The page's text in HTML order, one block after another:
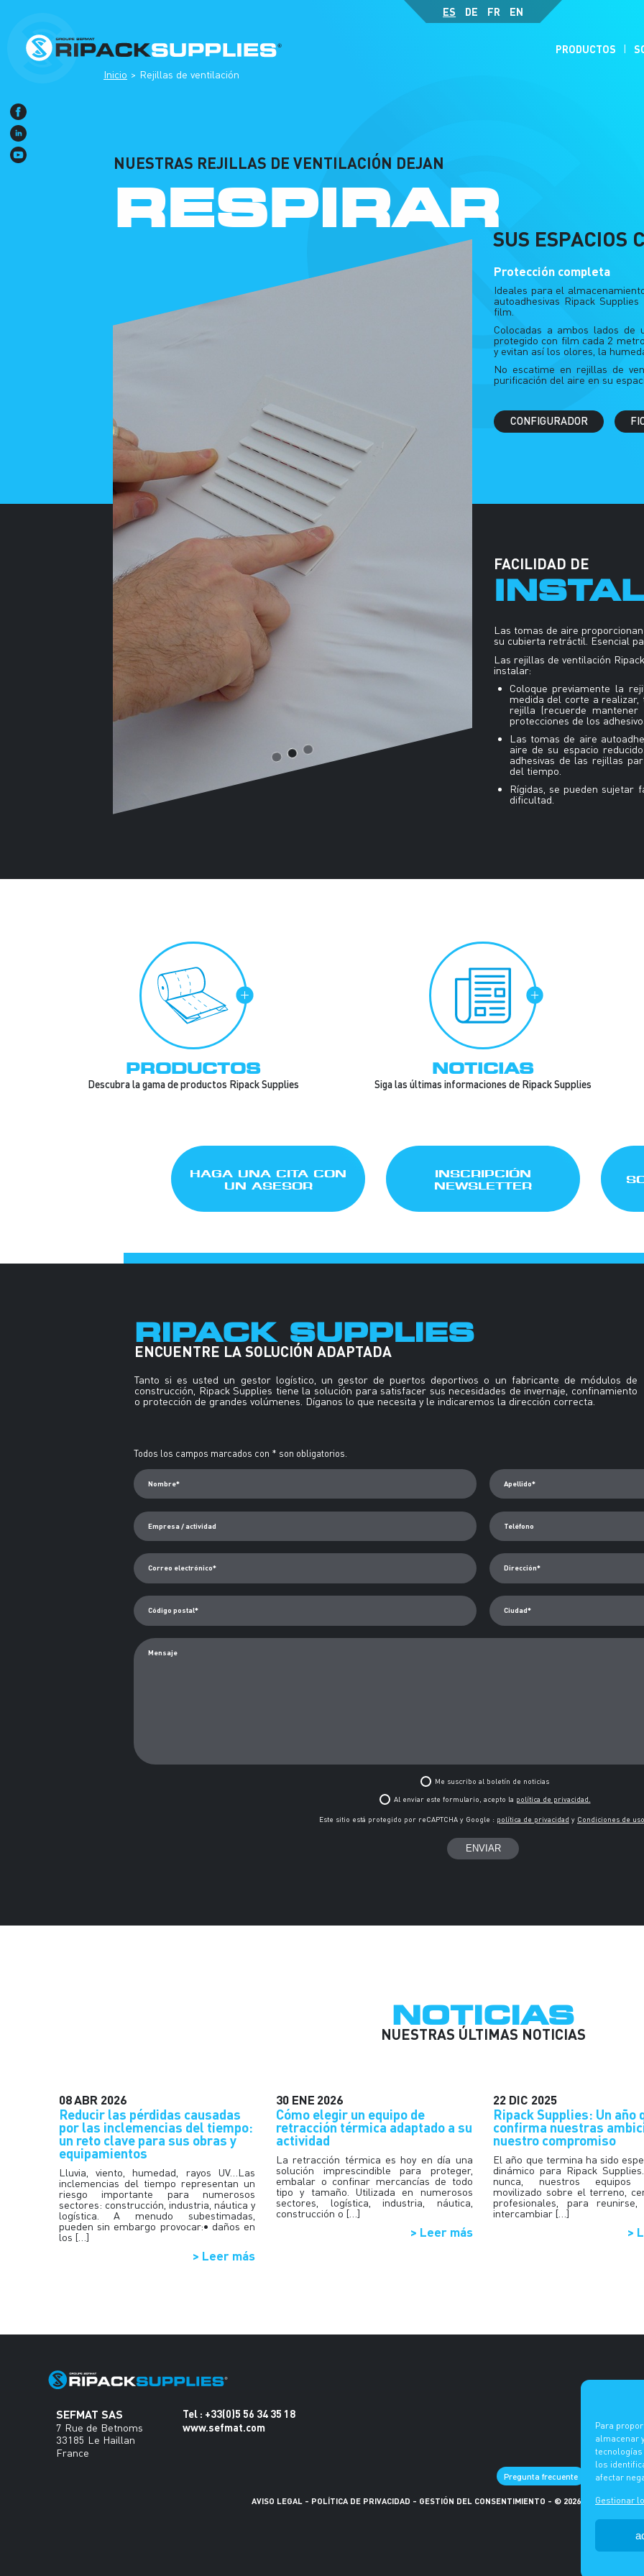
Para
almacenar
los
afectar
Gestionar
PRODUCTOS
ES DE FR EN
Inicio Rejillas de ventilación
NUESTRAS REJILLAS DE VENTILACIÓN DEJAN
RESPIRAR
SUS ESPACIOS
Protección completa
Ideales para el
autoadhesivas Ripack
film.
Colocadas a ambos lados de
protegido con film cada 2
y evitan así los olores, la
No escatime en rejillas de
purificación del aire en su
CONFIGURADOR
FACILIDAD DE
Las tomas de aire
su cubierta retráctil. Esencial
Las rejillas de ventilación
instalar:
Coloque previamente la
medida del corte a
rejilla (recuerde
protecciones de los
Las tomas de aire
aire de su espacio
adhesivas de las rejillas
del tiempo.
Rígidas, se pueden sujetar
dificultad.
PRODUCTOS
Descubra la gama de productos Ripack Supplies
NOTICIAS
Siga las últimas informaciones de Ripack Supplies
HAGA UNA CITA CON
UN ASESOR
INSCRIPCIÓN
NEWSLETTER
ENCUENTRE LA SOLUCIÓN ADAPTADA
RIPACK SUPPLIES
Tanto si es usted un gestor logístico, un gestor de puertos deportivos o un fabricante de módulos de
construcción, Ripack Supplies tiene la solución para satisfacer sus necesidades de invernaje, confinamiento
o protección de grandes volúmenes. Díganos lo que necesita y le indicaremos la dirección correcta.
Todos los campos marcados con * son obligatorios.
Nombre* Apellido*
Empresa / actividad Teléfono
Correo electrónico* Dirección*
Código postal* Ciudad*
Mensaje
Me suscribo al boletín de noticias
Al enviar este formulario, acepto la política de privacidad.
Este sitio está protegido por reCAPTCHA y Google : política de privacidad y Condiciones de uso
Alternative:
NUESTRAS ÚLTIMAS NOTICIAS
NOTICIAS
08ABR 2026
Reducir las pérdidas causadas
por las inclemencias del tiempo:
un reto clave para sus obras y
equipamientos
Lluvia, viento, humedad, rayos UV…Las
inclemencias del tiempo representan un
riesgo importante para numerosos
sectores: construcción, industria, náutica y
logística. A menudo subestimadas,
pueden sin embargo provocar:• daños en
los […]
> Leer más
30 ENE 2026
Cómo elegir un equipo de
retracción térmica adaptado a su
actividad
La retracción térmica es hoy en día una
solución imprescindible para proteger,
embalar o confinar mercancías de todo
tipo y tamaño. Utilizada en numerosos
sectores, logística, industria, náutica,
construcción o […]
> Leer más
22 DIC 2025
Ripack Supplies: Un año
confirma nuestras
nuestro compromiso
El año que termina ha sido
dinámico para Ripack
nunca, nuestros
movilizado sobre el terreno,
profesionales, para reunirse,
intercambiar […]
>
SEFMAT SAS
7 Rue de Betnoms
33185 Le Haillan
France
Tel : +33(0)5 56 34 35 18
www.sefmat.com
Pregunta frecuente ES DE
AVISO LEGAL - POLÍTICA DE PRIVACIDAD - GESTIÓN DEL CONSENTIMIENTO - © 2026 -